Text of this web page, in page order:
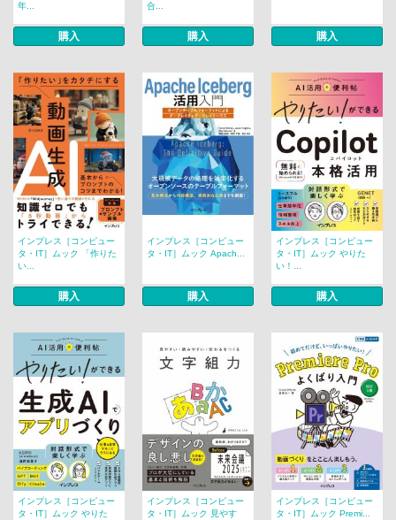
年...
購入
合...
購入 購入
インプレス［コンピュー
タ・IT］ムック 「作りた
い...
購入
インプレス［コンピュー
タ・IT］ムック Apach...
購入
インプレス［コンピュー
タ・IT］ムック やりた
い！...
購入
インプレス［コンピュー
タ・IT］ムック やりた
インプレス［コンピュー
タ・IT］ムック 見やす
インプレス［コンピュー
タ・IT］ムック Premi...